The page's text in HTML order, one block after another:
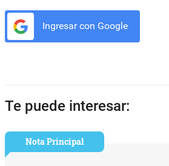
Ingresar con Google
Te puede interesar:
Nota Principal